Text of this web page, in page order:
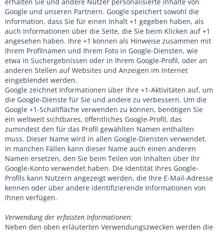
Google und unseren Partnern. Google speichert sowohl die
Information, dass Sie für einen Inhalt +1 gegeben haben, als
auch Informationen über die Seite, die Sie beim Klicken auf +1
angesehen haben. Ihre +1 können als Hinweise zusammen mit
Ihrem Profilnamen und Ihrem Foto in Google-Diensten, wie
etwa in Suchergebnissen oder in Ihrem Google-Profil, oder an
anderen Stellen auf Websites und Anzeigen im Internet
eingeblendet werden.
Google zeichnet Informationen über Ihre +1-Aktivitäten auf, um
die Google-Dienste für Sie und andere zu verbessern. Um die
Google +1-Schaltfläche verwenden zu können, benötigen Sie
ein weltweit sichtbares, öffentliches Google-Profil, das
zumindest den für das Profil gewählten Namen enthalten
muss. Dieser Name wird in allen Google-Diensten verwendet.
In manchen Fällen kann dieser Name auch einen anderen
Namen ersetzen, den Sie beim Teilen von Inhalten über Ihr
Google-Konto verwendet haben. Die Identität Ihres Google-
Profils kann Nutzern angezeigt werden, die Ihre E-Mail-Adresse
kennen oder über andere identifizierende Informationen von
Ihnen verfügen.
Verwendung der erfassten Informationen:
Neben den oben erläuterten Verwendungszwecken werden die